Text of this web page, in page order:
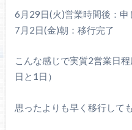
6月29日(火)営業時間後：申
7月2日(金)朝：移行完了
こんな感じで実質2営業日
日と1日）
思ったよりも早く移行して